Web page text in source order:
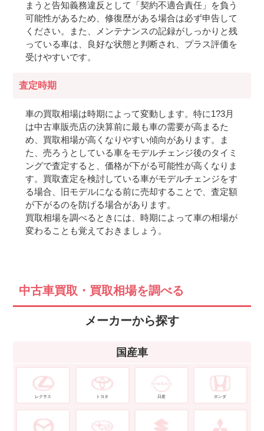
まうと告知義務違反として「契約不適合責任」を負う
可能性があるため、修復歴がある場合は必ず申告して
ください。また、メンテナンスの記録がしっかりと残
っている車は、良好な状態と判断され、プラス評価を
受けやすいです。
査定時期
車の買取相場は時期によって変動します。特に1?3月
は中古車販売店の決算前に最も車の需要が高まるた
め、買取相場が高くなりやすい傾向があります。ま
た、売ろうとしている車をモデルチェンジ後のタイミ
ングで査定すると、価格が下がる可能性が高くなりま
す。買取査定を検討している車がモデルチェンジをす
る場合、旧モデルになる前に売却することで、査定額
が下がるのを防げる場合があります。
買取相場を調べるときには、時期によって車の相場が
変わることも覚えておきましょう。
中古車買取・買取相場を調べる
メーカーから探す
国産車
レクサス トヨタ 日産 ホンダ